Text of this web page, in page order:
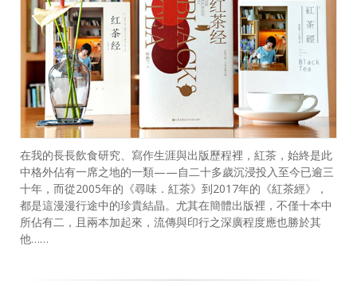
在我的長長飲食研究、寫作生涯與出版歷程裡，紅茶，始終是此
中格外佔有一席之地的一類——自二十多歲沉浸投入至今已逾三
十年，而從2005年的《尋味．紅茶》到2017年的《紅茶經》，
都是這漫漫行途中的珍貴結晶。尤其在簡體出版裡，不僅十本中
所佔有二，且兩本加起來，流傳與印行之深廣程度應也勝於其
他……